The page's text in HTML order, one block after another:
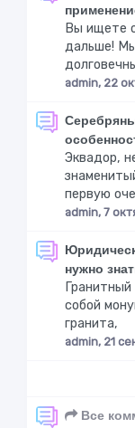
Вы ищете
дальше!
admin, 22
Эквадор,
первую
admin, 7
нужно
собой
гранита,
admin, 21
Все